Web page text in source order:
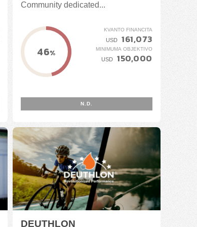
Community dedicated...
46%
KVANTO FINANCITA
USD 161,073
MINIMUMA OBJEKTIVO
USD 150,000
N.D.
DEUTHLON